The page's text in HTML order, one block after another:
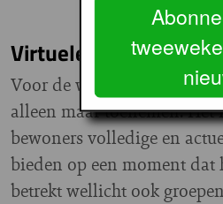
Virtuele
Voor de woonsector zal het
alleen maar toenemen.
bewoners volledige en
bieden op een moment
betrekt wellicht ook